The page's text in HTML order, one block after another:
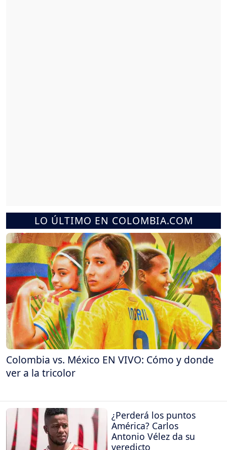
LO ÚLTIMO EN COLOMBIA.COM
Colombia vs. México EN VIVO: Cómo y donde
ver a la tricolor
¿Perderá los puntos
América? Carlos
Antonio Vélez da su
veredicto